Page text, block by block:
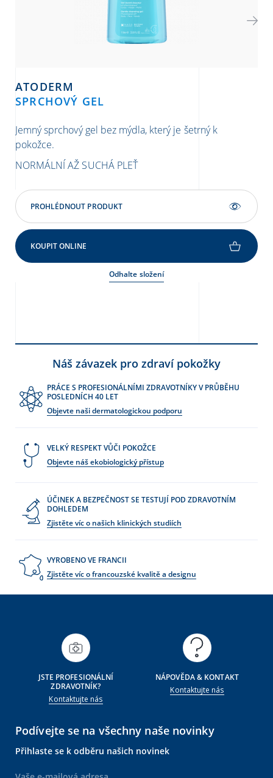
ATODERM
SPRCHOVÝ GEL
Jemný sprchový gel bez mýdla, který je šetrný k
pokožce.
NORMÁLNÍ AŽ SUCHÁ PLEŤ
PROHLÉDNOUT PRODUKT
KOUPIT ONLINE
Odhalte složení
Náš závazek pro zdraví pokožky
PRÁCE S PROFESIONÁLNÍMI ZDRAVOTNÍKY V PRŮBĚHU
POSLEDNÍCH 40 LET
Objevte naši dermatologickou podporu
VELKÝ RESPEKT VŮČI POKOŽCE
Objevte náš ekobiologický přístup
ÚČINEK A BEZPEČNOST SE TESTUJÍ POD ZDRAVOTNÍM
DOHLEDEM
Zjistěte víc o našich klinických studiích
VYROBENO VE FRANCII
Zjistěte víc o francouzské kvalitě a designu
JSTE PROFESIONÁLNÍ
ZDRAVOTNÍK?
Kontaktujte nás
NÁPOVĚDA & KONTAKT
Kontaktujte nás
Podívejte se na všechny naše novinky
Přihlaste se k odběru našich novinek